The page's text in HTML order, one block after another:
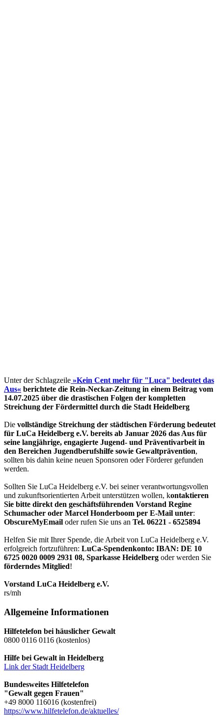
Unter der Schlagzeile »Kein Cent mehr für "Luca" bedeutet das
Aus« berichtete die Rein-Neckar-Zeitung in einem Beitrag vom
14.07.2025 über die drastischen Folgen der kompletten
Streichung der Fördermittel durch die Stadt Heidelberg
Die vollständige Streichung der städtischen Förderung bedeutet
für LuCa Heidelberg e.V. bereits ab Januar 2026 das Aus für
seine langjährige, engagierte Jugend- und Präventivarbeit in
den Bereichen Jugendberufshilfe sowie Gewaltprävention,
sollten bis dahin keine neuen Sponsoren oder Förderer gefunden
werden.
Sollten Sie LuCa Heidelberg e.V. bei seiner verantwortungsvollen
und zukunftsorientierten Arbeit unterstützen wollen, kontaktieren
Sie bitte direkt den geschäftsführenden Vorstand Regine
Schumacher oder Marcel Honderboom per E-Mail unter:
ObscureMyEmail oder rufen Sie uns an Tel. 06221 - 6525894
Helfen Sie mit Ihrer Spende, die Arbeit von LuCa Heidelberg e.V.
erfolgreich fortzuführen: LuCa-Spendenkonto: IBAN: DE 10
6725 0020 0009 2931 08, Sparkasse Heidelberg oder werden Sie
förderndes Mitglied!
Vorstand LuCa Heidelberg e.V.
rs/mh
Allgemeine Informationen
Hilfetelefon bei häuslicher Gewalt
0800 0116 0116 (kostenlos)
Hilfe bei Gewalt in Heidelberg
Link der Stadt Heidelberg
Bundesweites Hilfetelefon
"Gewalt gegen Frauen"
+49 8000 116016 (kostenfrei)
https://www.hilfetelefon.de/aktuelles/